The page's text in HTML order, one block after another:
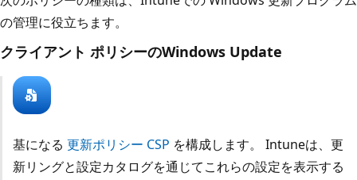
の管理に役立ちます。
クライアント ポリシーのWindows Update
基になる 更新ポリシー CSP を構成します。 Intuneは、更
新リングと設定カタログを通じてこれらの設定を表示する